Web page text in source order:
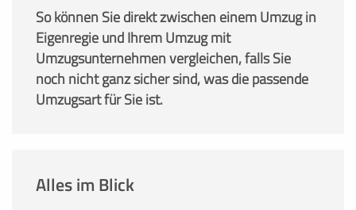
So können Sie direkt zwischen einem Umzug in
Eigenregie und Ihrem Umzug mit
Umzugsunternehmen vergleichen, falls Sie
noch nicht ganz sicher sind, was die passende
Umzugsart für Sie ist.
Alles im Blick